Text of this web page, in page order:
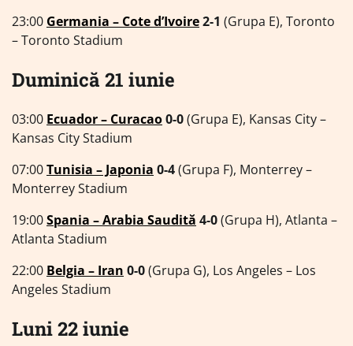
23:00 Germania – Cote d’Ivoire2-1 (Grupa E), Toronto
– Toronto Stadium
Duminică 21 iunie
03:00 Ecuador – Curacao0-0(Grupa E), Kansas City –
Kansas City Stadium
07:00Tunisia – Japonia 0-4(Grupa F), Monterrey –
Monterrey Stadium
19:00Spania – Arabia Saudită 4-0(Grupa H), Atlanta –
Atlanta Stadium
22:00 Belgia – Iran 0-0(Grupa G), Los Angeles – Los
Angeles Stadium
Luni 22 iunie